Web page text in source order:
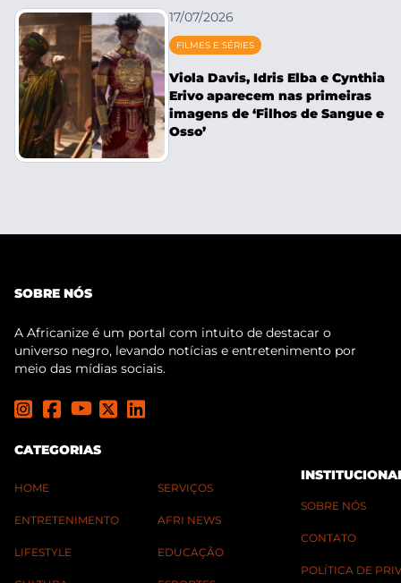
17/07/2026
FILMES E SÉRIES
Viola Davis, Idris Elba e Cynthia
Erivo aparecem nas primeiras
imagens de ‘Filhos de Sangue e
Osso’
SOBRE NÓS
A Africanize é um portal com intuito de destacar o
universo negro, levando notícias e entretenimento por
meio das mídias sociais.
CATEGORIAS
HOME
ENTRETENIMENTO
LIFESTYLE
SERVIÇOS
AFRI NEWS
EDUCAÇÃO
SOBRE NÓS
CONTATO
POLÍTICA DE